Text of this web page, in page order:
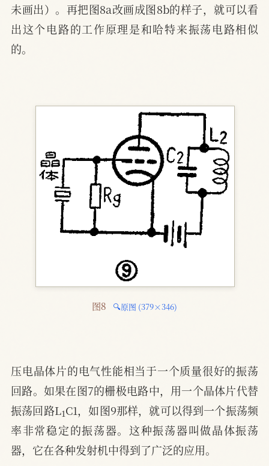
未画出）。再把图8a改画成图8b的样子，就可以看
出这个电路的工作原理是和哈特来振荡电路相似
的。
图8 🔍原图 (379×346)
压电晶体片的电气性能相当于一个质量很好的振荡
回路。如果在图7的栅极电路中，用一个晶体片代替
振荡回路L1C1，如图9那样，就可以得到一个振荡频
率非常稳定的振荡器。这种振荡器叫做晶体振荡
器，它在各种发射机中得到了广泛的应用。